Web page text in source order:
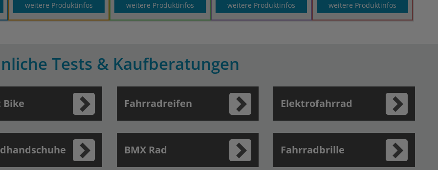
weitere Produktinfos weitere Produktinfos weitere Produktinfos weitere Produktinfos
Tests & Kaufberatungen
Bike Fahrradreifen Elektrofahrrad
BMX Rad Fahrradbrille